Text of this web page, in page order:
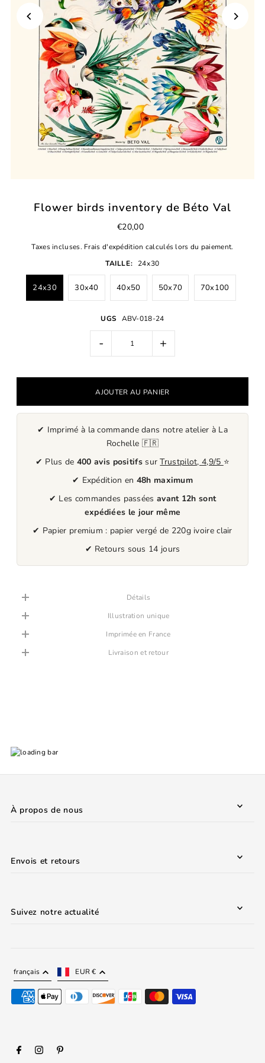
Flower birds inventory de Béto Val
€20,00
Taxes incluses. Frais d'expédition calculés lors du paiement.
TAILLE:
24x30
24x30 30x40 40x50 50x70 70x100
UGS ABV-018-24
- +
✔ Imprimé à la commande dans notre atelier à La
Rochelle 🇫🇷
✔ Plus de 400 avis positifssurTrustpilot, 4,9/5 ⭐
✔ Expédition en 48h maximum
✔ Les commandes passées avant 12h sont
expédiées le jour même
✔ Papier premium : papier vergé de 220g ivoire clair
✔ Retours sous 14 jours
Détails
Illustration unique
Imprimée en France
Livraison et retour
À propos de nous
Envois et retours
Suivez notre actualité
français EUR €